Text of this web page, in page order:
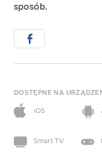
sposób.
DOSTĘPNE NA
iOS
Smart TV